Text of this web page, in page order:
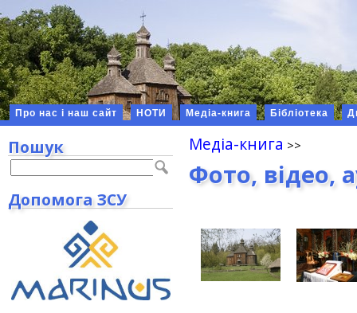
Про нас і наш сайт НОТИ Медіа-книга Бібліотека
Медіа-книга
Фото, відео,
Пошук
Допомога ЗСУ